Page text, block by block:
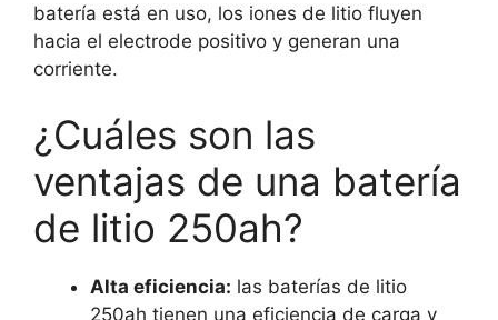
batería está en uso, los iones de litio fluyen
hacia el electrode positivo y generan una
corriente.
¿Cuáles son las
ventajas de una batería
de litio 250ah?
Alta eficiencia: las baterías de litio
250ah tienen una eficiencia de carga y